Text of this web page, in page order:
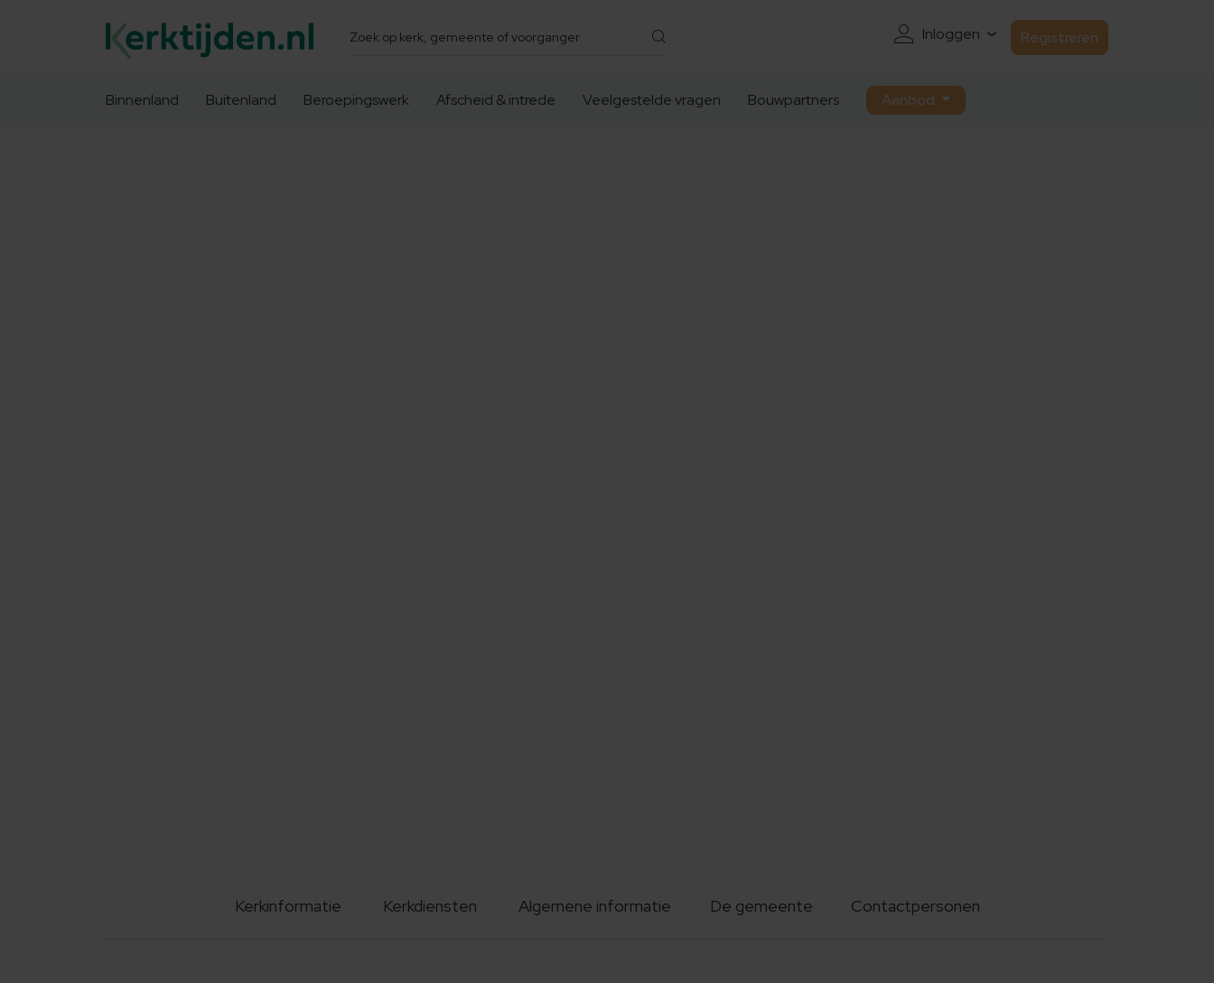
Zoeken Inloggen Registreren
Binnenland Buitenland Beroepingswerk Afscheid & intrede Veelgestelde vragen Bouwpartners Aanbod
Kerkinformatie Kerkdiensten Algemene informatie De gemeente Contactpersonen